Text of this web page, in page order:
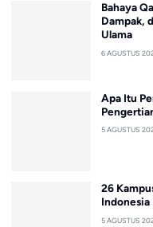
Bahaya
Dampak,
Ulama
6 AGUSTUS
Apa Itu
5 AGUSTUS
26
Indonesia
5 AGUSTUS